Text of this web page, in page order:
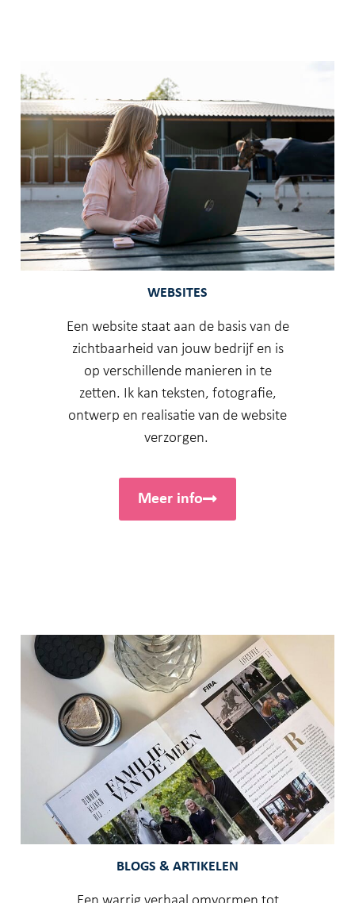
WEBSITES
Een website staat aan de basis van de
zichtbaarheid van jouw bedrijf en is
op verschillende manieren in te
zetten. Ik kan teksten, fotografie,
ontwerp en realisatie van de website
verzorgen.
Meer info
BLOGS & ARTIKELEN